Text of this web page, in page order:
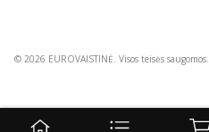
© 2026 EUROVAISTINĖ. Visos teisės saugomos.